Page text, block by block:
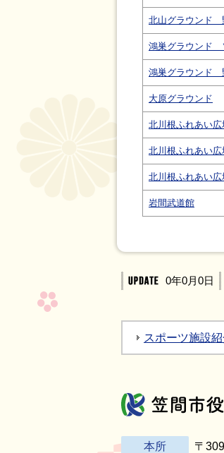
北山グラウンド
鴻巣グラウンド
鴻巣グラウンド
大原グラウンド
北川根ふれあい
北川根ふれあい
北川根ふれあい
岩間武道館
0年0月0日
スポーツ施設
本所 〒